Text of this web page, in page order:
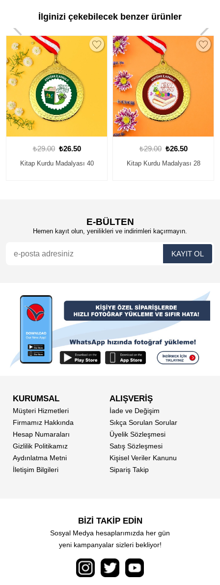
İlginizi çekebilecek benzer ürünler
40
₺29.00
Kitap Kurdu Madalyası 28
₺29.00
Kitap Kurdu
E-BÜLTEN
Hemen kayıt olun, yenilikleri ve indirimleri kaçırmayın.
KURUMSAL
Müşteri Hizmetleri
Firmamız Hakkında
Hesap Numaraları
Gizlilik Politikamız
Aydınlatma Metni
İletişim Bilgileri
ALIŞVERİŞ
İade ve Değişim
Sıkça Sorulan Sorular
Üyelik Sözleşmesi
Satış Sözleşmesi
Kişisel Veriler Kanunu
Sipariş Takip
BİZİ TAKİP EDİN
Sosyal Medya hesaplarımızda her gün
yeni kampanyalar sizleri bekliyor!